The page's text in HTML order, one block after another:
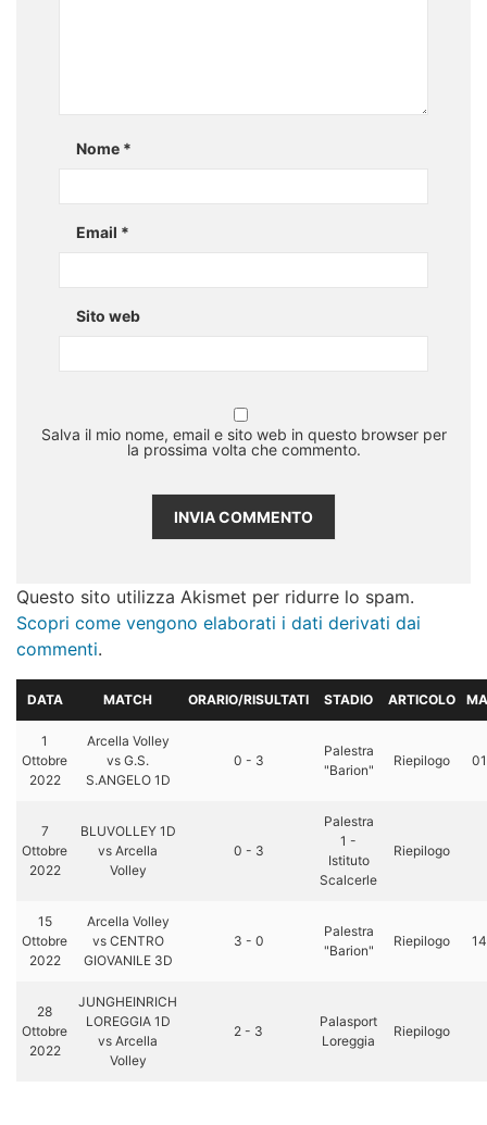
Nome *
Email *
Sito web
Salva il mio nome, email e sito web in questo browser per
la prossima volta che commento.
Questo sito utilizza Akismet per ridurre lo spam.
Scopri come vengono elaborati i dati derivati dai
commenti.
DATA MATCH ORARIO/RISULTATI STADIO ARTICOLO
1
Ottobre
2022
Arcella Volley
vs G.S.
S.ANGELO 1D
0 - 3
Palestra
"Barion"
Riepilogo
7
Ottobre
2022
BLUVOLLEY 1D
vs Arcella
Volley
0 - 3
Palestra
1 -
Istituto
Scalcerle
Riepilogo
15
Ottobre
2022
Arcella Volley
vs CENTRO
GIOVANILE 3D
3 - 0
Palestra
"Barion"
Riepilogo
28
Ottobre
2022
JUNGHEINRICH
LOREGGIA 1D
vs Arcella
Volley
2 - 3
Palasport
Loreggia
Riepilogo